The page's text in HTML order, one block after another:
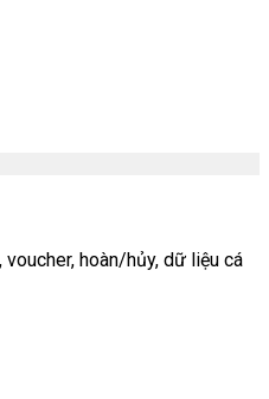
hoàn/hủy, dữ liệu cá